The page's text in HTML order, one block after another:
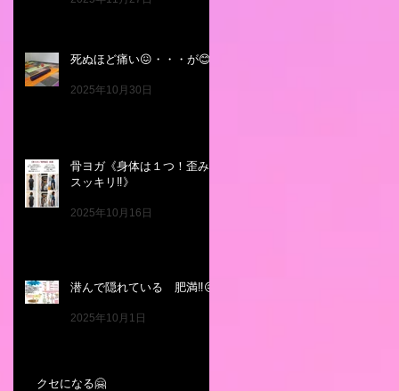
死ぬほど痛い😖・・・が😊
2025年10月30日
骨ヨガ《身体は１つ！歪み
スッキリ‼️》
2025年10月16日
潜んで隠れている 肥満‼️😖
2025年10月1日
クセになる🤗